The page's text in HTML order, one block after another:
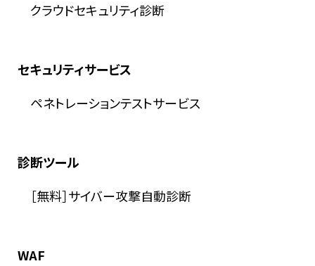
クラウドセキュリティ診断
セキュリティサービス
ペネトレーションテストサービス
診断ツール
［無料］サイバー攻撃自動診断
WAF